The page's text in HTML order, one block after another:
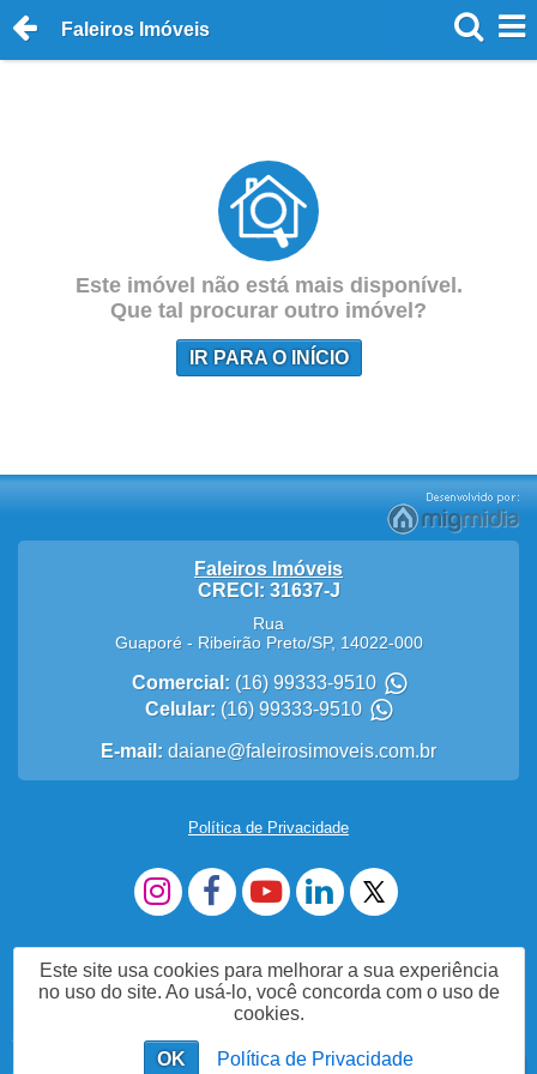
Faleiros Imóveis
Este imóvel não está mais disponível.
Que tal procurar outro imóvel?
IR PARA O INÍCIO
Me Chame no WhatsApp (16)993339510
Faleiros Imóveis
CRECI: 31637-J
Rua
Guaporé- Ribeirão Preto/SP, 14022-000
Comercial: (16) 99333-9510
Celular: (16) 99333-9510
E-mail: daiane@faleirosimoveis.com.br
Política de Privacidade
Este site usa cookies para melhorar a sua experiência
no uso do site. Ao usá-lo, você concorda com o uso de
cookies.
OK Política de Privacidade